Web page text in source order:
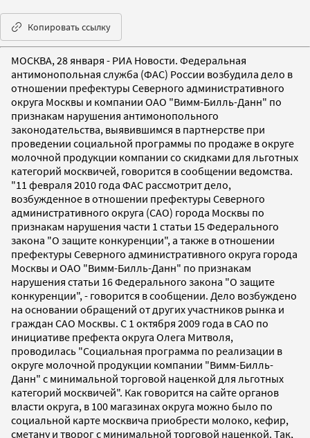
Копировать ссылку
МОСКВА, 28 января - РИА Новости. Федеральная
антимонопольная служба (ФАС) России возбудила дело в
отношении префектуры Северного административного
округа Москвы и компании ОАО "Вимм-Билль-Данн" по
признакам нарушения антимонопольного
законодательства, выявившимся в партнерстве при
проведении социальной программы по продаже в округе
молочной продукции компании со скидками для льготных
категорий москвичей, говорится в сообщении ведомства.
"11 февраля 2010 года ФАС рассмотрит дело,
возбужденное в отношении префектуры Северного
административного округа (САО) города Москвы по
признакам нарушения части 1 статьи 15 Федерального
закона "О защите конкуренции", а также в отношении
префектуры Северного административного округа города
Москвы и ОАО "Вимм-Билль-Данн" по признакам
нарушения статьи 16 Федерального закона "О защите
конкуренции", - говорится в сообщении. Дело возбуждено
на основании обращений от других участников рынка и
граждан САО Москвы. С 1 октября 2009 года в САО по
инициативе префекта округа Олега Митволя,
проводилась "Социальная программа по реализации в
округе молочной продукции компании "Вимм-Билль-
Данн" с минимальной торговой наценкой для льготных
категорий москвичей". Как говорится на сайте органов
власти округа, в 100 магазинах округа можно было по
социальной карте москвича приобрести молоко, кефир,
сметану и творог с минимальной торговой наценкой. Так,